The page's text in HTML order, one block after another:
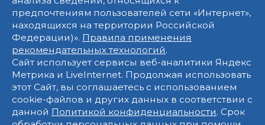
предпочтениям пользователей сети «Интернет»,
находящихся на территории Российской
Федерации)». Правила применения
рекомендательных технологий.
Сайт использует сервисы веб-аналитики Яндекс
Метрика и LiveInternet. Продолжая использовать
этот Сайт, вы соглашаетесь с использованием
cookie-файлов и других данных в соответствии с
данной Политикой конфиденциальности. Срок